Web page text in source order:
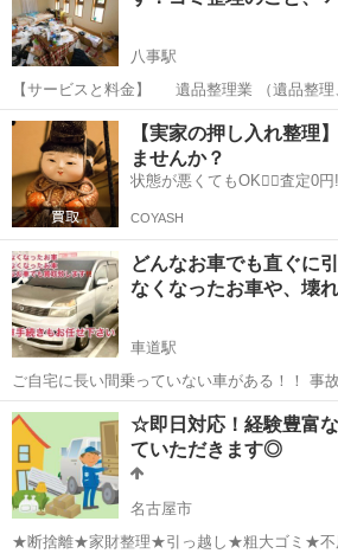
八事駅
【サービスと料金】 遺品整理業 （遺品整理、特殊清掃、ゴミ屋敷
清掃、生前整理、空き家整理, 片付け清掃, 処分） 要相談お気軽
談ください。 1LDKの場合 100,000...
愛知 名古屋市 八事駅 不用品回収
【実家の押し入れ整理
ませんか？
状態が悪くてもOK🙆‍♀️査定0円
COYASH
どんなお車でも直ぐに
なくなったお車や、壊
車道駅
ご自宅に長い間乗っていない車がある！！ 事
処分したい！！ 免許証の返納で車を手放した
たい！！ 名古屋市東区または近郊エリアで、お車の廃車、処分、売却
にお困りの方はお気軽にご相談...
愛知 名古屋市 車道駅 不用品回収
☆即日対応！経験豊富
ていただきます◎
名古屋市
★断捨離★家財整理★引っ越し★粗大ゴミ★不用品 ◎少